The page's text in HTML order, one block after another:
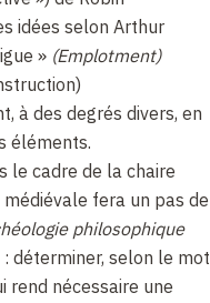
idées selon Arthur
» (Emplotment)
à des degrés divers, en
éléments.
le cadre de la chaire
fera un pas de
philosophique
déterminer, selon le mot
rend nécessaire une